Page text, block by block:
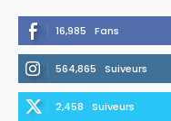
16,985 Fans
564,865 Suiveurs
2,458 Suiveurs